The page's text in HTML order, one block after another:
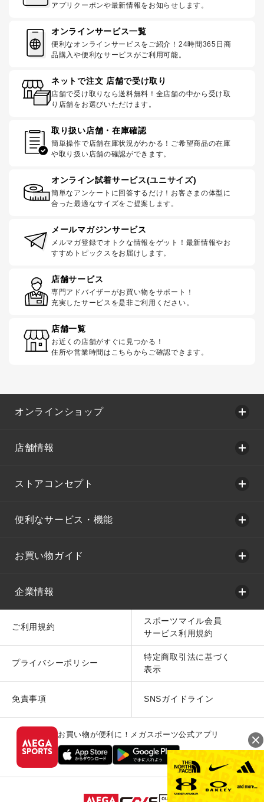
アプリクーポンや最新情報をお知らせします。
オンラインサービス一覧
便利なオンラインサービスをご紹介！24時間365日商
品購入や便利なサービスがご利用可能。
ネットで注文 店舗で受け取り
店舗で受け取りなら送料無料！全店舗の中から受け取
り店舗をお選びいただけます。
取り扱い店舗・在庫確認
簡単操作で店舗在庫状況がわかる！ご希望商品の在庫
や取り扱い店舗の確認ができます。
オンライン試着サービス(ユニサイズ)
簡単なアンケートに回答するだけ！お客さまの体型に
合った最適なサイズをご提案します。
メールマガジンサービス
メルマガ登録でオトクな情報をゲット！最新情報やお
すすめトピックスをお届けします。
店舗サービス
専門アドバイザーがお買い物をサポート！
充実したサービスを是非ご利用ください。
店舗一覧
お近くの店舗がすぐに見つかる！
住所や営業時間はこちらからご確認できます。
オンラインショップ
店舗情報
ストアコンセプト
便利なサービス・機能
お買い物ガイド
企業情報
ご利用規約
スポーツマイル会員
サービス利用規約
プライバシーポリシー
特定商取引法に基づく
表示
免責事項 SNSガイドライン
お買い物が便利に！メガスポーツ公式アプリ